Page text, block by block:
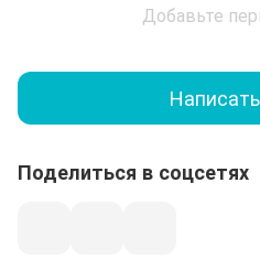
Добавьте
Поделиться в соцсетях